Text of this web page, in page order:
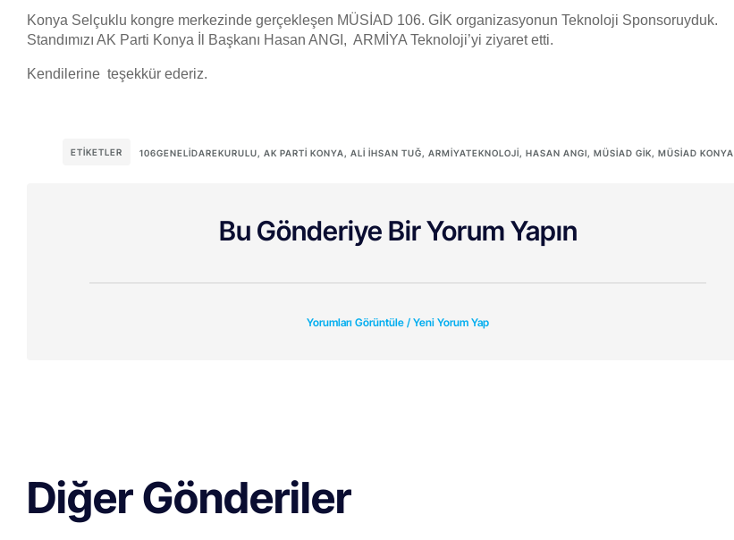
Konya Selçuklu kongre merkezinde gerçekleşen MÜSİAD 106. GİK organizasyonun Teknoloji Sponsoruyduk.
Standımızı AK Parti Konya İl Başkanı Hasan ANGI, ARMİYA Teknoloji’yi ziyaret etti.
Kendilerine teşekkür ederiz.
ETIKETLER 106GENELİDAREKURULU, AK PARTI KONYA, ALI İHSAN TUĞ, ARMIYATEKNOLOJI, HASAN ANGI, MÜSİAD GİK, MÜSİAD KONYA
Bu Gönderiye Bir Yorum Yapın
Yorumları Görüntüle / Yeni Yorum Yap
Diğer Gönderiler